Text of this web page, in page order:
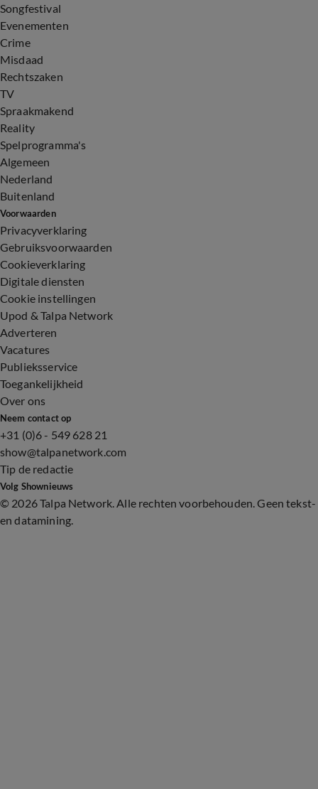
Songfestival
Evenementen
Crime
Misdaad
Rechtszaken
TV
Spraakmakend
Reality
Spelprogramma's
Algemeen
Nederland
Buitenland
Voorwaarden
Privacyverklaring
Gebruiksvoorwaarden
Cookieverklaring
Digitale diensten
Cookie instellingen
Upod & Talpa Network
Adverteren
Vacatures
Publieksservice
Toegankelijkheid
Over ons
Neem contact op
+31 (0)6 - 549 628 21
show@talpanetwork.com
Tip de redactie
Volg Shownieuws
© 2026 Talpa Network. Alle rechten voorbehouden. Geen tekst-
en datamining.